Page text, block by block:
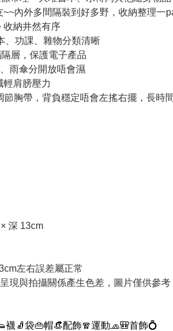
內外多間隔裝到好多野，收納整理一
收納井然有序
、功課、雜物分類清晰
層，保護電子產品
雨傘分開放唔會濕
輕肩膀壓力
節胸帶，背負穩定唔會左搖右擺，長時
深 13cm
左右誤差屬正常
現與拍攝關係產生色差，圖片僅供參考
襪🧦袋👜帽👒配飾🧣運動🧢🎒首飾💍